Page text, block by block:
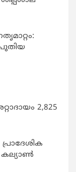
2,825